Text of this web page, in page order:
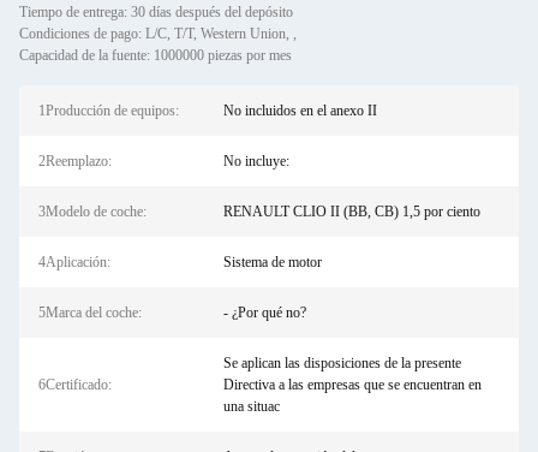
Tiempo de entrega: 30 días después del depósito
Condiciones de pago: L/C, T/T, Western Union, ,
Capacidad de la fuente: 1000000 piezas por mes
1Producción de equipos: No incluidos en el anexo II
2Reemplazo: No incluye:
3Modelo de coche: RENAULT CLIO II (BB, CB) 1,5 por ciento
4Aplicación: Sistema de motor
5Marca del coche: - ¿Por qué no?
6Certificado:
Se aplican las disposiciones de la presente
Directiva a las empresas que se encuentran en
una situac